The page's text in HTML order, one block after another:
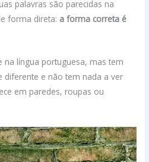
palavras são parecidas na
forma direta: a forma correta é
na língua portuguesa, mas tem
diferente e não tem nada a ver
em paredes, roupas ou